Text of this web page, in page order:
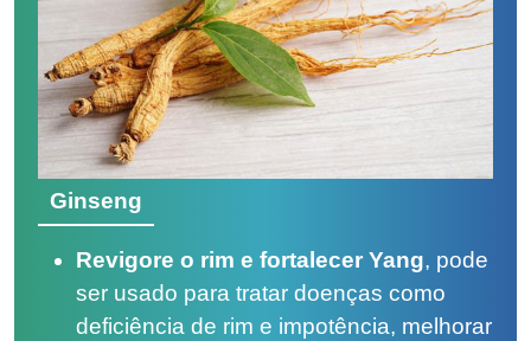
Ginseng
Revigore o rim e fortalecer Yang, pode
ser usado para tratar doenças como
deficiência de rim e impotência, melhorar